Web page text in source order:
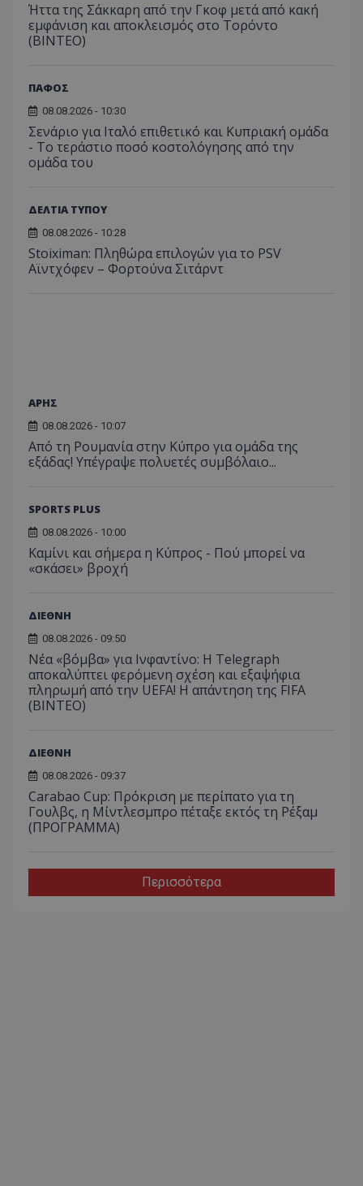
Ήττα της Σάκκαρη από την Γκοφ μετά από κακή
εμφάνιση και αποκλεισμός στο Τορόντο
(ΒΙΝΤΕΟ)
ΠΑΦΟΣ
08.08.2026 - 10:30
Σενάριο για Ιταλό επιθετικό και Κυπριακή ομάδα
- Το τεράστιο ποσό κοστολόγησης από την
ομάδα του
ΔΕΛΤΙΑ ΤΥΠΟΥ
08.08.2026 - 10:28
Stoiximan: Πληθώρα επιλογών για το PSV
Αϊντχόφεν – Φορτούνα Σιτάρντ
ΑΡΗΣ
08.08.2026 - 10:07
Από τη Ρουμανία στην Κύπρο για ομάδα της
εξάδας! Υπέγραψε πολυετές συμβόλαιο...
SPORTS PLUS
08.08.2026 - 10:00
Καμίνι και σήμερα η Κύπρος - Πού μπορεί να
«σκάσει» βροχή
ΔΙΕΘΝΗ
08.08.2026 - 09:50
Νέα «βόμβα» για Ινφαντίνο: Η Telegraph
αποκαλύπτει φερόμενη σχέση και εξαψήφια
πληρωμή από την UEFA! Η απάντηση της FIFA
(ΒΙΝΤΕΟ)
ΔΙΕΘΝΗ
08.08.2026 - 09:37
Carabao Cup: Πρόκριση με περίπατο για τη
Γουλβς, η Μίντλεσμπρο πέταξε εκτός τη Ρέξαμ
(ΠΡΟΓΡΑΜΜΑ)
Περισσότερα